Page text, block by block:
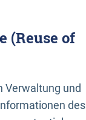
(Reuse of
Verwaltung und
des